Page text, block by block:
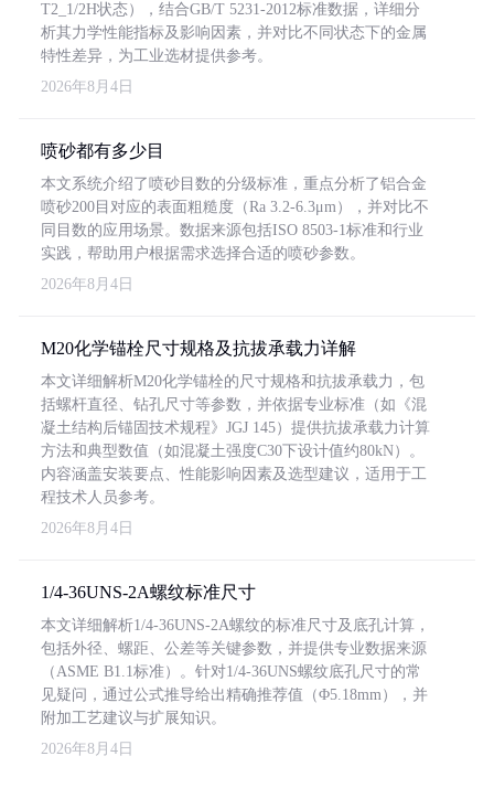
T2_1/2H状态），结合GB/T 5231-2012标准数据，详细分
析其力学性能指标及影响因素，并对比不同状态下的金属
特性差异，为工业选材提供参考。
2026年8月4日
喷砂都有多少目
本文系统介绍了喷砂目数的分级标准，重点分析了铝合金
喷砂200目对应的表面粗糙度（Ra 3.2-6.3μm），并对比不
同目数的应用场景。数据来源包括ISO 8503-1标准和行业
实践，帮助用户根据需求选择合适的喷砂参数。
2026年8月4日
M20化学锚栓尺寸规格及抗拔承载力详解
本文详细解析M20化学锚栓的尺寸规格和抗拔承载力，包
括螺杆直径、钻孔尺寸等参数，并依据专业标准（如《混
凝土结构后锚固技术规程》JGJ 145）提供抗拔承载力计算
方法和典型数值（如混凝土强度C30下设计值约80kN）。
内容涵盖安装要点、性能影响因素及选型建议，适用于工
程技术人员参考。
2026年8月4日
1/4-36UNS-2A螺纹标准尺寸
本文详细解析1/4-36UNS-2A螺纹的标准尺寸及底孔计算，
包括外径、螺距、公差等关键参数，并提供专业数据来源
（ASME B1.1标准）。针对1/4-36UNS螺纹底孔尺寸的常
见疑问，通过公式推导给出精确推荐值（Φ5.18mm），并
附加工艺建议与扩展知识。
2026年8月4日